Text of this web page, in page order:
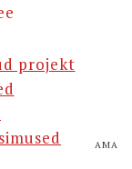
projekt
AMA